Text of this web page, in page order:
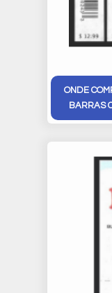
ONDE
BARRAS